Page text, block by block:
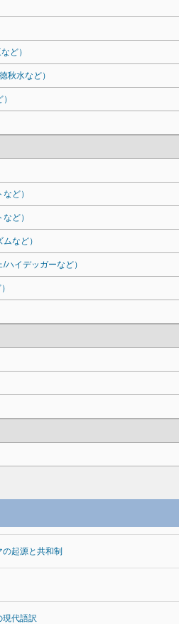
ど）
秋水など）
ど）
ど）
など）
イデッガーなど）
起源と共和制
現代語訳